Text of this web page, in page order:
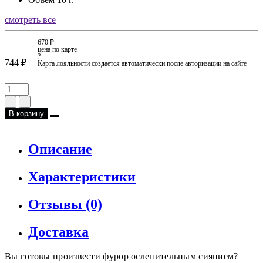
смотреть все
744 ₽
670 ₽
цена по карте
?
Карта лояльности создается автоматически после авторизации на сайте
В корзину
Описание
Характеристики
Отзывы (0)
Доставка
Вы готовы произвести фурор ослепительным сиянием?